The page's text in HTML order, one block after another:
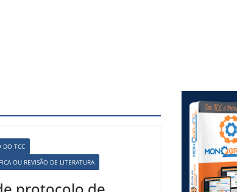
DO TCC
OU REVISÃO DE LITERATURA